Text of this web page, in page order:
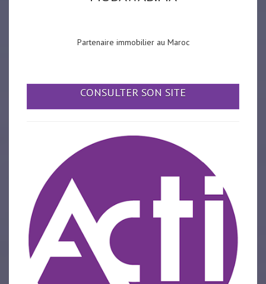
Partenaire immobilier au Maroc
CONSULTER SON SITE